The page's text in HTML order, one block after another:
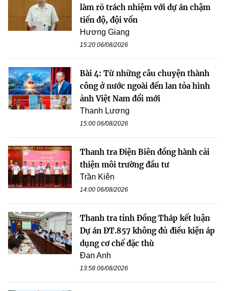
làm rõ trách nhiệm với dự án chậm
tiến độ, đội vốn
Hương Giang
15:20 06/08/2026
Bài 4: Từ những câu chuyện thành
công ở nước ngoài đến lan tỏa hình
ảnh Việt Nam đổi mới
Thanh Lương
15:00 06/08/2026
Thanh tra Điện Biên đồng hành cải
thiện môi trường đầu tư
Trần Kiên
14:00 06/08/2026
Thanh tra tỉnh Đồng Tháp kết luận
Dự án ĐT.857 không đủ điều kiện áp
dụng cơ chế đặc thù
Đan Anh
13:58 06/08/2026